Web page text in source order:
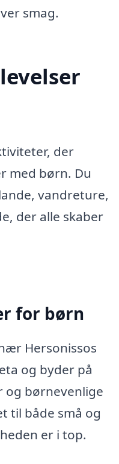
smag.
der
med børn. Du
vandreture,
der alle skaber
for børn
Hersonissos
og byder på
og børnevenlige
til både små og
er i top.